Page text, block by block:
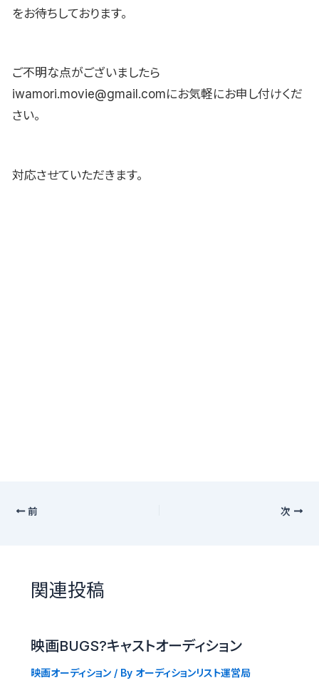
をお待ちしております。
ご不明な点がございましたら
iwamori.movie@gmail.comにお気軽にお申し付けくだ
さい。
対応させていただきます。
前 次
関連投稿
映画BUGS?キャストオーディション
映画オーディション/ By オーディションリスト運営局